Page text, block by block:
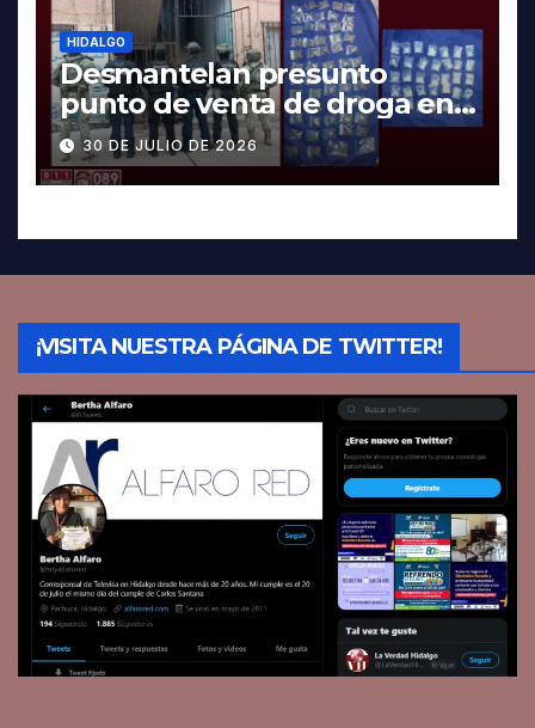
HIDALGO
Desmantelan presunto
punto de venta de droga en
Pachuca; hay dos detenidos
30 DE JULIO DE 2026
¡VISITA NUESTRA PÁGINA DE TWITTER!